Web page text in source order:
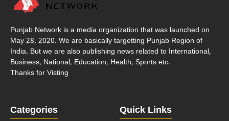
Punjab Network is a media organization that was launched on
May 28, 2020. We are basically targetting Punjab Region of
India. But we are also publishing news related to International,
Business, National, Education, Health, Sports etc.
Thanks for Visting
Categories Quick Links